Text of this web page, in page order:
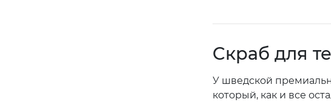
Cкраб для
У шведской
который, как и все